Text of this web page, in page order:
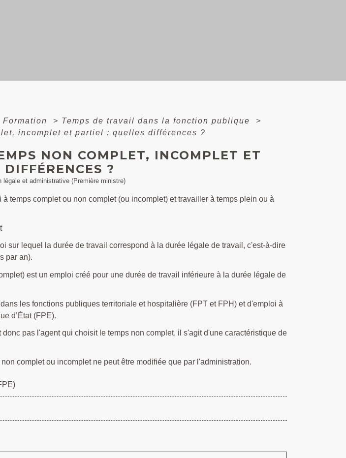
> Temps de travail dans la fonction publique
>
incomplet et partiel : quelles différences ?
NON COMPLET, INCOMPLET ET
?
et administrative (Première ministre)
temps complet ou non complet (ou incomplet) et travailler à temps plein ou à
sur lequel la durée de travail correspond à la durée légale de travail, c'est-à-dire
par an).
est un emploi créé pour une durée de travail inférieure à la durée légale de
les fonctions publiques territoriale et hospitalière (FPT et FPH) et d'emploi à
d’État (FPE).
pas l'agent qui choisit le temps non complet, il s'agit d'une caractéristique de
complet ou incomplet ne peut être modifiée que par l'administration.